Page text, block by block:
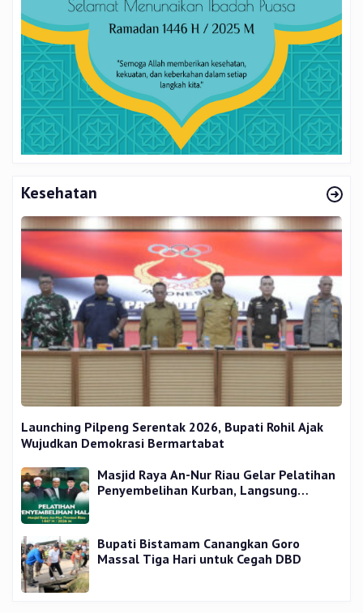
Kesehatan
Launching Pilpeng Serentak 2026, Bupati Rohil Ajak
Wujudkan Demokrasi Bermartabat
Masjid Raya An-Nur Riau Gelar Pelatihan
Penyembelihan Kurban, Langsung
Bupati Bistamam Canangkan Goro
Massal Tiga Hari untuk Cegah DBD